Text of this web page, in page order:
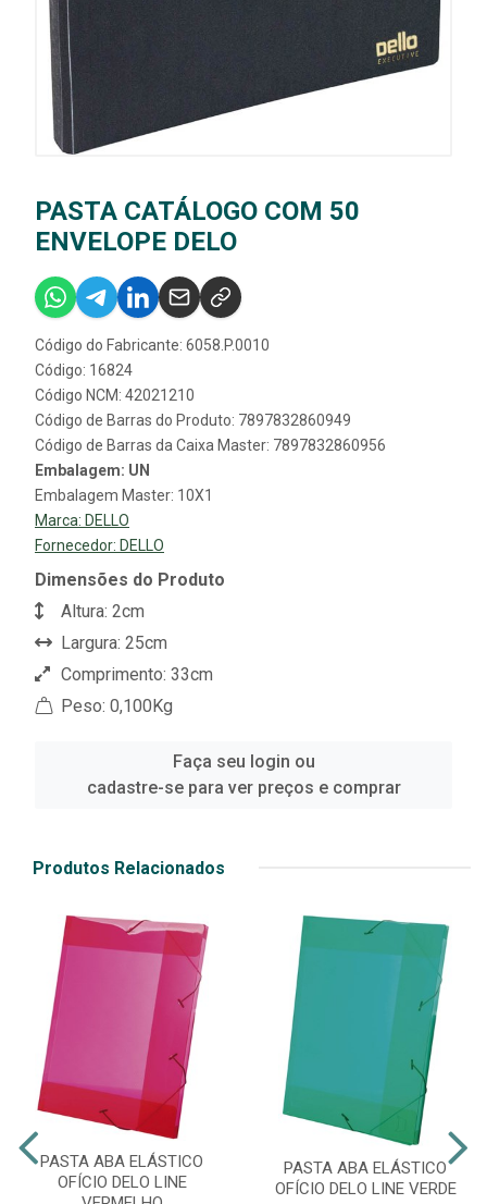
PASTA CATÁLOGO COM 50
ENVELOPE DELO
Código do Fabricante: 6058.P.0010
Código: 16824
Código NCM: 42021210
Código de Barras do Produto: 7897832860949
Código de Barras da Caixa Master: 7897832860956
Embalagem: UN
Embalagem Master: 10X1
Marca: DELLO
Fornecedor: DELLO
Dimensões do Produto
Altura: 2cm
Largura: 25cm
Comprimento: 33cm
Peso: 0,100Kg
Faça seu login ou
cadastre-se para ver preços e comprar
Produtos Relacionados
PASTA ABA ELÁSTICO
OFÍCIO DELO LINE
PASTA ABA ELÁSTICO
OFÍCIO DELO LINE VERDE